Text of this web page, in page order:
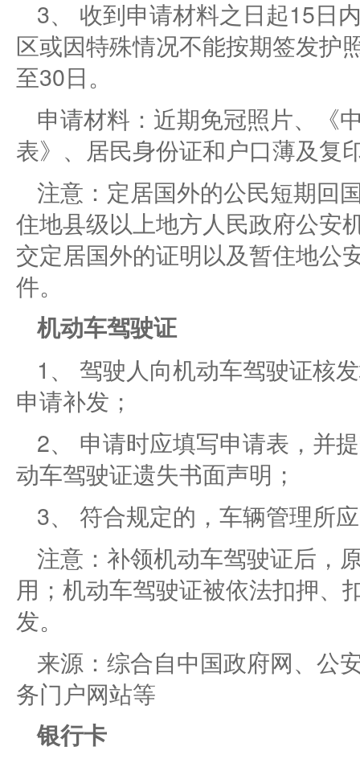
3、 收到申请材料之日起15日
区或因特殊情况不能按期签发护
至30日。
申请材料：近期免冠照片、《
表》、居民身份证和户口薄及复
注意：定居国外的公民短期回
住地县级以上地方人民政府公安
交定居国外的证明以及暂住地公
件。
机动车驾驶证
1、 驾驶人向机动车驾驶证核
申请补发；
2、 申请时应填写申请表，并
动车驾驶证遗失书面声明；
3、 符合规定的，车辆管理所
注意：补领机动车驾驶证后，
用；机动车驾驶证被依法扣押、
发。
来源：综合自中国政府网、公
务门户网站等
银行卡